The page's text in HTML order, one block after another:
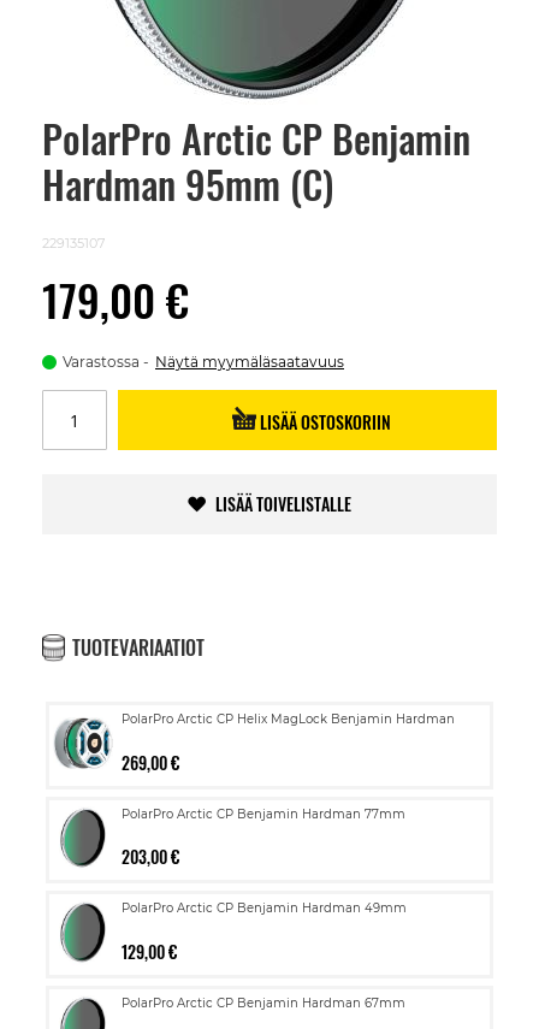
PolarPro Arctic CP Benjamin
Hardman 95mm (C)
229135107
179,00 €
Varastossa Näytä myymäläsaatavuus
LISÄÄ OSTOSKORIIN
LISÄÄ TOIVELISTALLE
TUOTEVARIAATIOT
PolarPro Arctic CP Helix MagLock Benjamin Hardman
269,00 €
PolarPro Arctic CP Benjamin Hardman 77mm
203,00 €
PolarPro Arctic CP Benjamin Hardman 49mm
129,00 €
PolarPro Arctic CP Benjamin Hardman 67mm
Skip
beginning
images